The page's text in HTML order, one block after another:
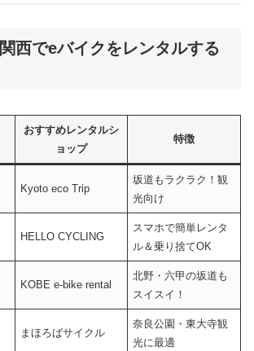
西でeバイクをレンタルする
おすすめレンタルシ
ョップ
特徴
Kyoto eco Trip
坂道もラクラク！観
光向け
HELLO CYCLING
スマホで簡単レンタ
ル＆乗り捨てOK
KOBE e-bike rental
北野・六甲の坂道も
スイスイ！
まほろばサイクル
奈良公園・東大寺観
光に最適